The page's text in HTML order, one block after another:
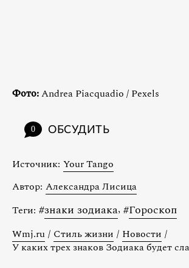
Фото:Andrea Piacquadio / Pexels
0 ОБСУДИТЬ
Источник: Your Tango
Автор: Александра Лисица
Теги: #знаки зодиака, #Гороскоп
Wmj.ru / Стиль жизни / Новости /
У каких трех знаков Зодиака будет